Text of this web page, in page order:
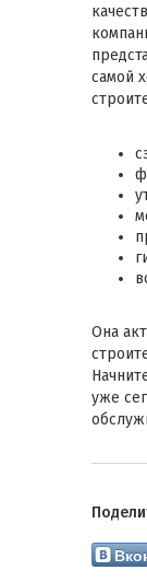
самой
Она
уже